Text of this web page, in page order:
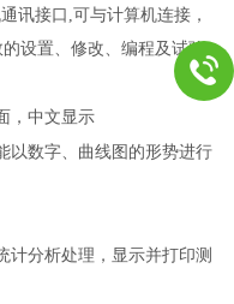
讯接口,可与计算机连接，
设置、修改、编程及试验
，中文显示
以数字、曲线图的形势进行
计分析处理，显示并打印测